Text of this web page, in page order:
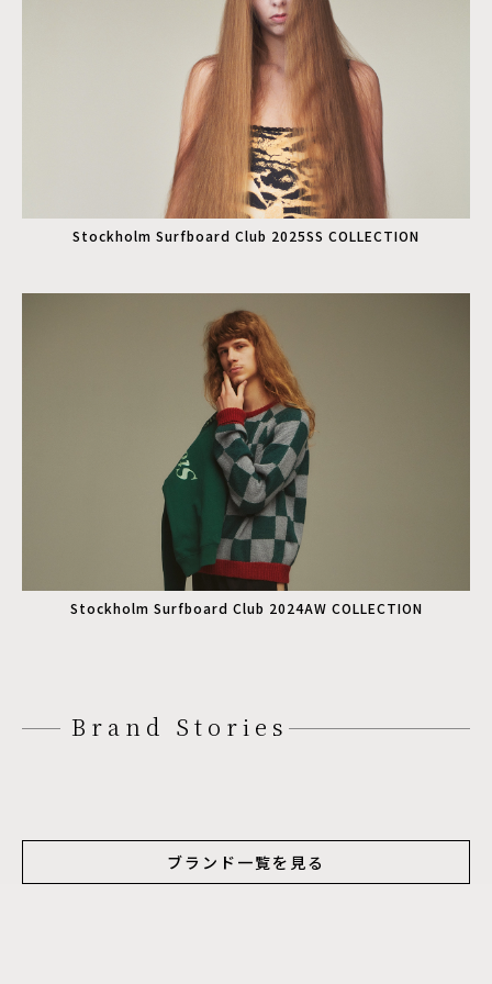
Stockholm Surfboard Club 2025SS COLLECTION
Stockholm Surfboard Club 2024AW COLLECTION
Brand Stories
ブランド一覧を見る